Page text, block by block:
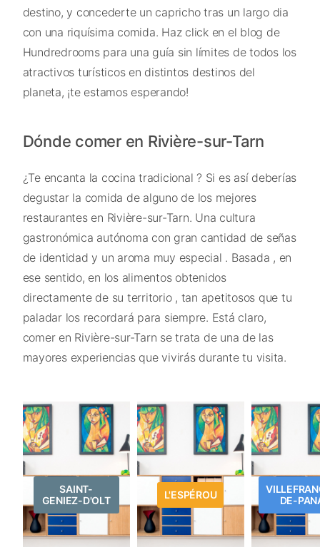
destino, y concederte un capricho tras un largo dia
con una riquísima comida. Haz click en el blog de
Hundredrooms para una guía sin límites de todos los
atractivos turísticos en distintos destinos del
planeta, ¡te estamos esperando!
Dónde comer en Rivière-sur-Tarn
¿Te encanta la cocina tradicional ? Si es así deberías
degustar la comida de alguno de los mejores
restaurantes en Rivière-sur-Tarn. Una cultura
gastronómica autónoma con gran cantidad de señas
de identidad y un aroma muy especial . Basada , en
ese sentido, en los alimentos obtenidos
directamente de su territorio , tan apetitosos que tu
paladar los recordará para siempre. Está claro,
comer en Rivière-sur-Tarn se trata de una de las
mayores experiencias que vivirás durante tu visita.
SAINT-
GENIEZ-D'OLT
L'ESPÉROU
DE-